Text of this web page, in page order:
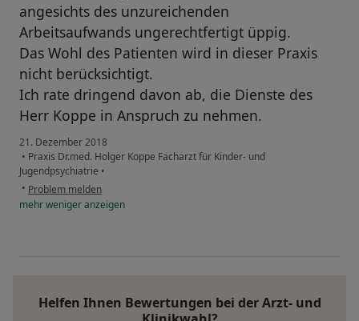
angesichts des unzureichenden
Arbeitsaufwands ungerechtfertigt üppig.
Das Wohl des Patienten wird in dieser Praxis
nicht berücksichtigt.
Ich rate dringend davon ab, die Dienste des
Herr Koppe in Anspruch zu nehmen.
21. Dezember 2018
• Praxis Dr.med. Holger Koppe Facharzt für Kinder- und
Jugendpsychiatrie •
• Problem melden
mehrwenigeranzeigen
Helfen Ihnen Bewertungen bei der Arzt- und